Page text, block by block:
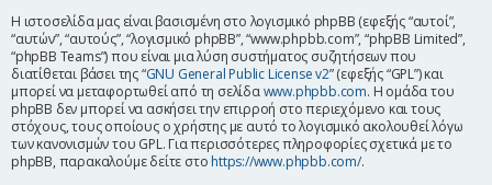
Η ιστοσελίδα μας είναι βασισμένη στο λογισμικό phpBB (εφεξής “αυτοί”,
“αυτών”, “αυτούς”, “λογισμικό phpBB”, “www.phpbb.com”, “phpBB Limited”,
“phpBB Teams”) που είναι μια λύση συστήματος συζητήσεων που
διατίθεται βάσει της “GNU General Public License v2” (εφεξής “GPL”) και
μπορεί να μεταφορτωθεί από τη σελίδαwww.phpbb.com. Η ομάδα του
phpBB δεν μπορεί να ασκήσει την επιρροή στο περιεχόμενο και τους
στόχους, τους οποίους ο χρήστης με αυτό το λογισμικό ακολουθεί λόγω
των κανονισμών του GPL. Για περισσότερες πληροφορίες σχετικά με το
phpBB, παρακαλούμε δείτε στο https://www.phpbb.com/.